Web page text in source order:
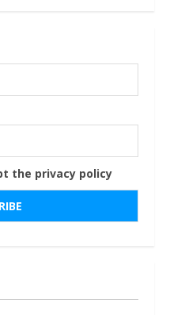
the privacy policy